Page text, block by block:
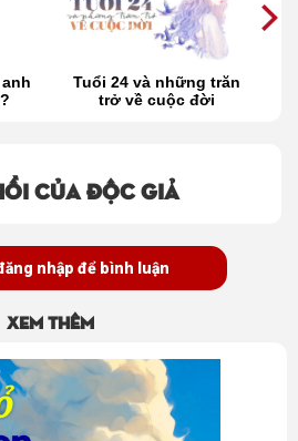
Tuổi 24 và những trăn
trở về cuộc đời
của độc giả
nhập để bình luận
Xem thêm